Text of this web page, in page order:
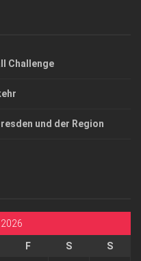
Challenge
und der Region
F S
S